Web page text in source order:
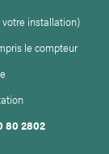
votre installation)
le compteur
80 2802